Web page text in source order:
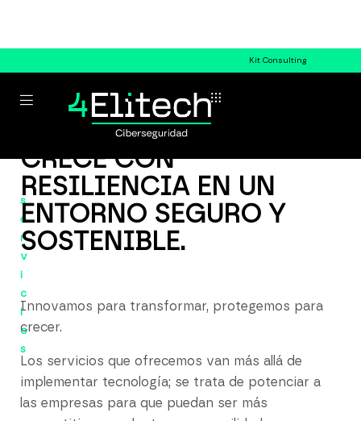
Kit Consulting
s
e
r
v
i
c
i
o
s
CRECE CON
RESILIENCIA EN UN
ENTORNO SEGURO Y
SOSTENIBLE.
Innovamos para transformar, protegemos para
crecer.
Los servicios que ofrecemos van más allá de
implementar tecnología; se trata de potenciar a
las empresas para que puedan ser más